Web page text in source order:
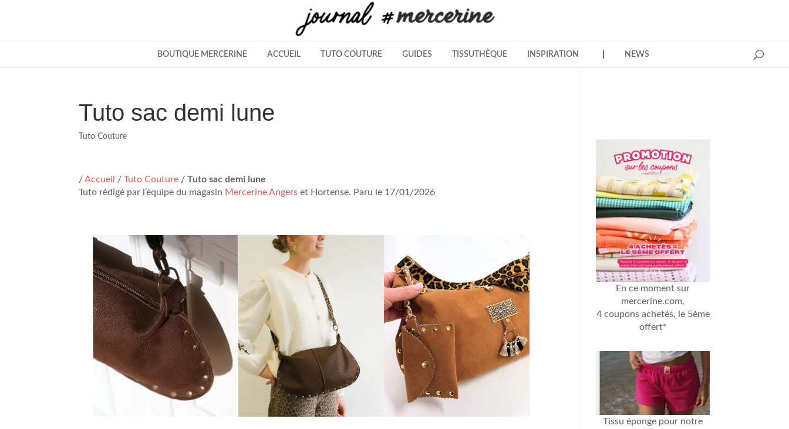
BOUTIQUE MERCERINE ACCUEIL TUTO COUTURE GUIDES TISSUTHÈQUE INSPIRATION NEWS
Tuto sac demi lune
Tuto Couture
/Accueil /Tuto Couture /Tuto sac demi lune
Tuto rédigé par l’équipe du magasin Mercerine Angerset Hortense. Paru le 17/01/2026
En ce moment sur
mercerine.com,
4 coupons achetés, le 5ème
offert*
Tissu éponge pour notre